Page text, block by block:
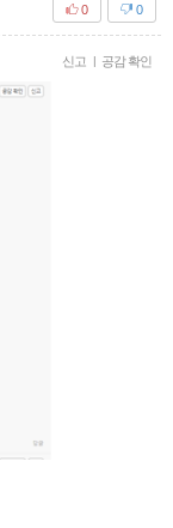
0
0
신고 | 공감 확인